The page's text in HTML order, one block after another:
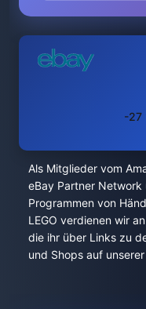
-27
Als Mitglieder vom
eBay Partner
Programmen von
LEGO verdienen wir
die ihr über Links zu
und Shops auf